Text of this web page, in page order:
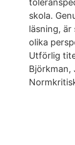
skola.
läsning,
olika
Utförlig
Björkman,